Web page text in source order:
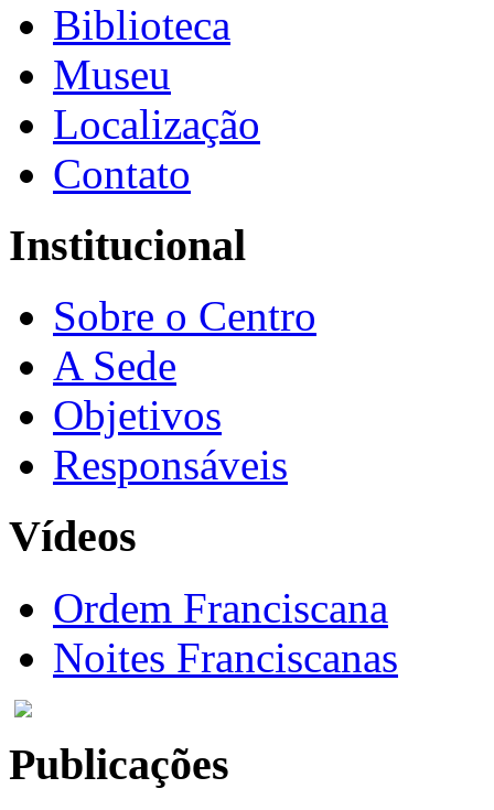
Biblioteca
Museu
Localização
Contato
Institucional
Sobre o Centro
A Sede
Objetivos
Responsáveis
Vídeos
Ordem Franciscana
Noites Franciscanas
Publicações